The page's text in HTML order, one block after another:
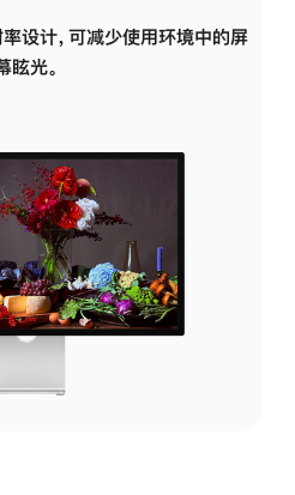
设计，可减少使用环境中的屏
眩光。